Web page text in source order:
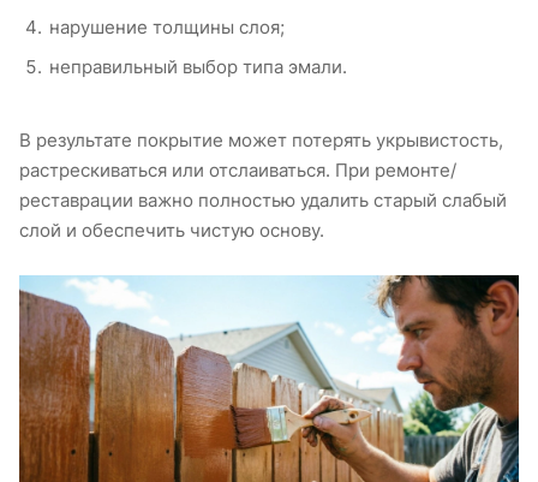
нарушение толщины слоя;
неправильный выбор типа эмали.
В результате покрытие может потерять укрывистость,
растрескиваться или отслаиваться. При ремонте/
реставрации важно полностью удалить старый слабый
слой и обеспечить чистую основу.